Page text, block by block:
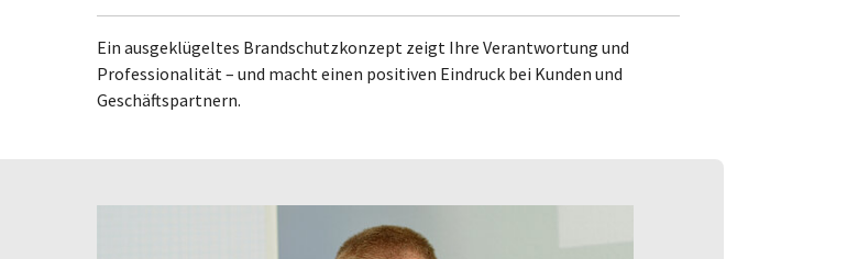
Ein ausgeklügeltes Brandschutzkonzept zeigt Ihre Verantwortung und
Professionalität – und macht einen positiven Eindruck bei Kunden und
Geschäftspartnern.